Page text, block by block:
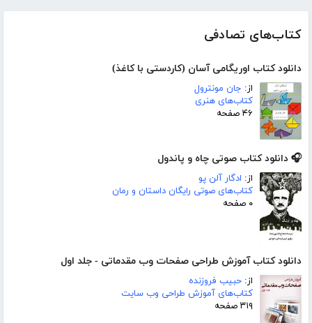
کتاب‌های تصادفی
دانلود کتاب اوریگامی آسان (کاردستی با کاغذ)
از: جان مونترول
کتاب‌های هنری
۴۶ صفحه
🎧 دانلود کتاب صوتی چاه و پاندول
از: ادگار آلن پو
کتاب‌های صوتی رایگان داستان و رمان
۰ صفحه
دانلود کتاب آموزش طراحی صفحات وب مقدماتی - جلد اول
از: حبیب فروزنده
کتاب‌های آموزش طراحی وب سایت
۳۱۹ صفحه